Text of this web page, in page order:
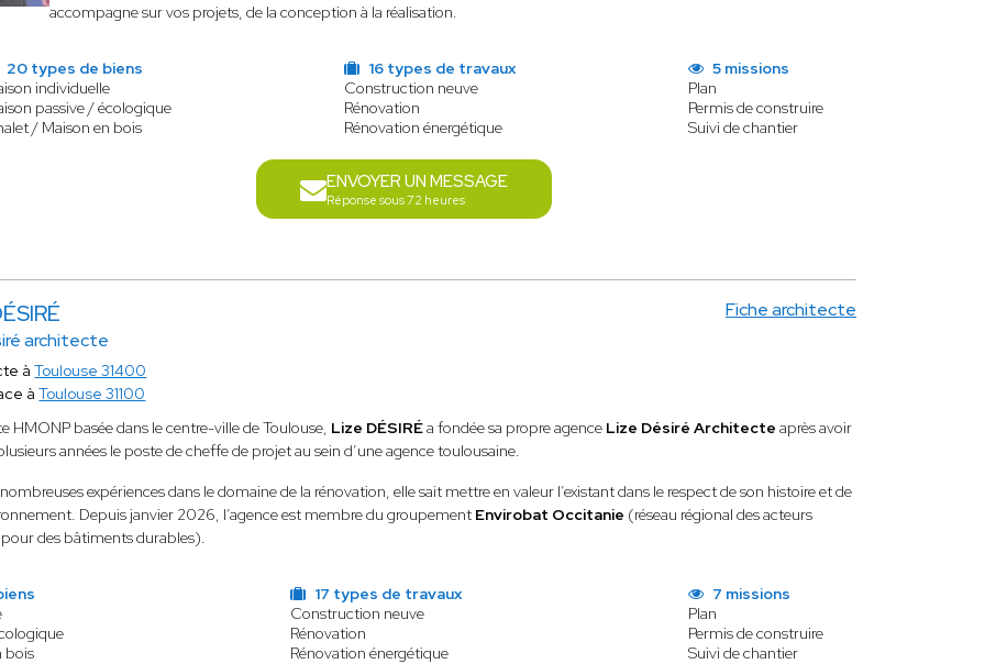
accompagne sur vos projets, de la conception à la réalisation.
20 types de biens
individuelle
passive / écologique
/ Maison en bois
16 types de travaux
Construction neuve
Rénovation
Rénovation énergétique
5 missions
Plan
Permis de construire
Suivi de chantier
ENVOYER UN MESSAGE
Réponse sous 72 heures
architecte
Fiche architecte
àToulouse 31400
àToulouse 31100
HMONP basée dans le centre-ville de Toulouse, Lize DÉSIRÉa fondée sa propre agence Lize Désiré Architecte après avoir
années le poste de cheffe de projet au sein d’une agence toulousaine.
expériences dans le domaine de la rénovation, elle sait mettre en valeur l’existant dans le respect de son histoire et de
Depuis janvier 2026, l’agence est membre du groupement Envirobat Occitanie (réseau régional des acteurs
pour des bâtiments durables).
bois
17 types de travaux
Construction neuve
Rénovation
Rénovation énergétique
7 missions
Plan
Permis de construire
Suivi de chantier